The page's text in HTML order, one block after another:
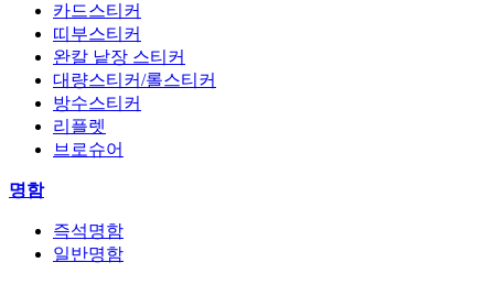
카드스티커
띠부스티커
완칼 낱장 스티커
대량스티커/롤스티커
방수스티커
리플렛
브로슈어
명함
즉석명함
일반명함